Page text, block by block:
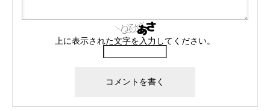
上に表示された文字を入力してください。